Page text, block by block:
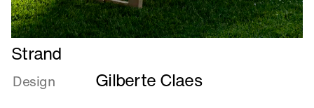
Læs
mere
om
Strand
Design Gilberte Claes